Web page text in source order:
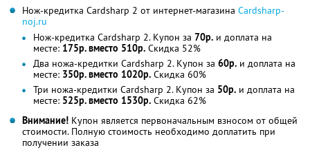
Нож-кредитка Cardsharp 2 от интернет-магазина Cardsharp-
noj.ru
Нож-кредитка Cardsharp 2. Купон за 70р. и доплата на
месте: 175р. вместо 510р. Скидка 52%
Два ножа-кредитки Cardsharp 2. Купон за 60р. и доплата на
месте: 350р. вместо 1020р. Скидка 60%
Три ножа-кредитки Cardsharp 2. Купон за 50р. и доплата на
месте: 525р. вместо 1530р. Скидка 62%
Внимание! Купон является первоначальным взносом от общей
стоимости. Полную стоимость необходимо доплатить при
получении заказа